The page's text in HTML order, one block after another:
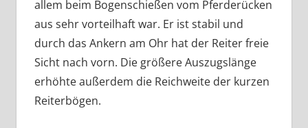
allem beim Bogenschießen vom Pferderücken
aus sehr vorteilhaft war. Er ist stabil und
durch das Ankern am Ohr hat der Reiter freie
Sicht nach vorn. Die größere Auszugslänge
erhöhte außerdem die Reichweite der kurzen
Reiterbögen.